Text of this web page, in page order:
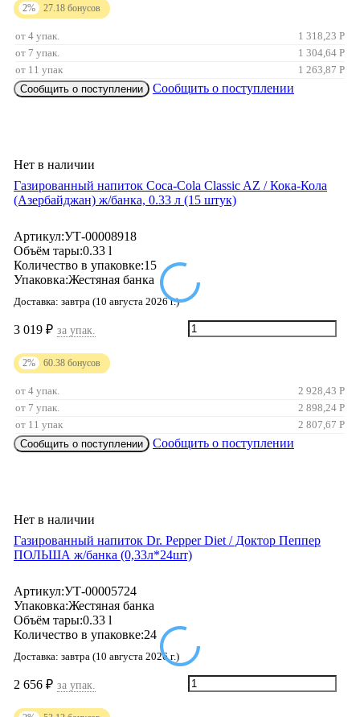
2% 27.18 бонусов
от 4 упак. 1 318,23 Р
от 7 упак.
1 304,64 Р
от 11 упак
1 263,87 Р
Сообщить о поступлении
Сообщить о поступлении
Нет в наличии
Газированный напиток Coca-Cola Classic AZ / Кока-Кола
(Азербайджан) ж/банкa, 0.33 л (15 штук)
Артикул:УТ-00008918
Объём тары:0.33 l
Количество в упаковке:15
Упаковка:Жестяная банка
Доставка: завтра (10 августа 2026 г.)
3 019 ₽ за упак.
2% 60.38 бонусов
от 4 упак. 2 928,43 Р
от 7 упак.
2 898,24 Р
от 11 упак
2 807,67 Р
Сообщить о поступлении
Сообщить о поступлении
Нет в наличии
Газированный напиток Dr. Pepper Diet / Доктор Пеппер
ПОЛЬША ж/банка (0,33л*24шт)
Артикул:УТ-00005724
Упаковка:Жестяная банка
Объём тары:0.33 l
Количество в упаковке:24
Доставка: завтра (10 августа 2026 г.)
2 656 ₽ за упак.